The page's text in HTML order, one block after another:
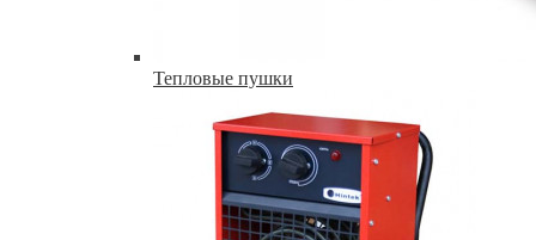
Тепловые пушки